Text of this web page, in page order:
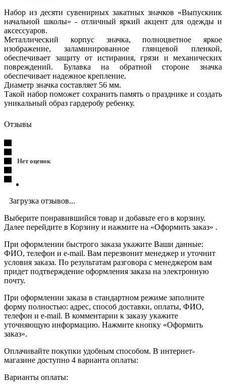
Набор из десяти сувенирных закатных значков «Выпускник
начальной школы» - отличный яркий акцент для одежды и
аксессуаров.
Металлический корпус значка, полноцветное яркое
изображение, заламинированное глянцевой пленкой,
обеспечивает защиту от истирания, грязи и механических
повреждений. Булавка на обратной стороне значка
обеспечивает надежное крепление.
Диаметр значка составляет 56 мм.
Такой набор поможет сохранить память о празднике и создать
уникальный образ гардеробу ребенку.
Отзывы
Нет оценок
Загрузка отзывов...
Выберите понравившийся товар и добавьте его в корзину.
Далее перейдите в Корзину и нажмите на «Оформить заказ» .
При оформлении быстрого заказа укажите Ваши данные:
ФИО, телефон и e-mail. Вам перезвонит менеджер и уточнит
условия заказа. По результатам разговора с менеджером вам
придет подтверждение оформления заказа на электронную
почту.
При оформлении заказа в стандартном режиме заполните
форму полностью: адрес, способ доставки, оплаты, ФИО,
телефон и e-mail. В комментарии к заказу укажите
уточняющую информацию. Нажмите кнопку «Оформить
заказ».
Оплачивайте покупки удобным способом. В интернет-
магазине доступно 4 варианта оплаты:
Варианты оплаты: